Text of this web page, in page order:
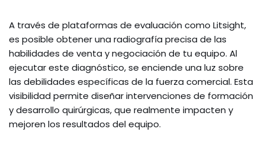
A través de plataformas de evaluación como Litsight,
es posible obtener una radiografía precisa de las
habilidades de venta y negociación de tu equipo. Al
ejecutar este diagnóstico, se enciende una luz sobre
las debilidades específicas de la fuerza comercial. Esta
visibilidad permite diseñar intervenciones de formación
y desarrollo quirúrgicas, que realmente impacten y
mejoren los resultados del equipo.